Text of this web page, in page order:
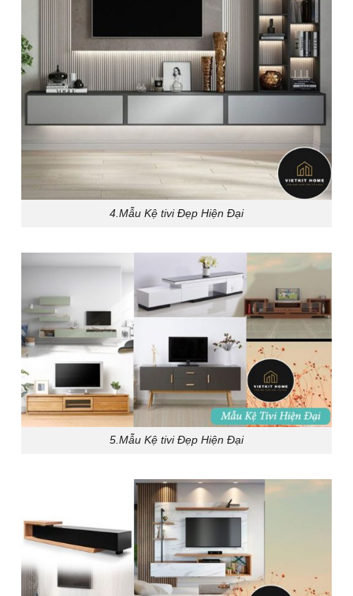
4.Mẫu Kệ tivi Đẹp Hiện Đại
5.Mẫu Kệ tivi Đẹp Hiện Đại